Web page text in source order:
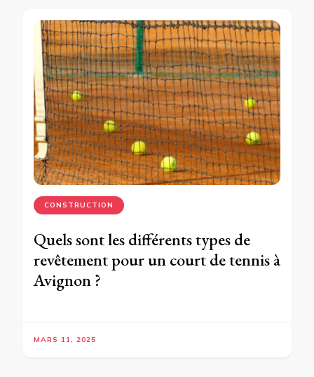
CONSTRUCTION
Quels sont les différents types de
revêtement pour un court de tennis à
Avignon ?
MARS 11, 2025